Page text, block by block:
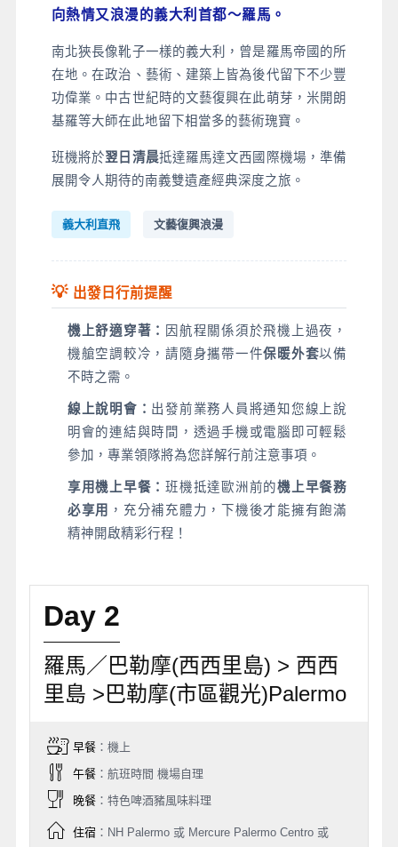
向熱情又浪漫的義大利首都～羅馬。
南北狹長像靴子一樣的義大利，曾是羅馬帝國的所
在地。在政治、藝術、建築上皆為後代留下不少豐
功偉業。中古世紀時的文藝復興在此萌芽，米開朗
基羅等大師在此地留下相當多的藝術瑰寶。
班機將於翌日清晨抵達羅馬達文西國際機場，準備
展開令人期待的南義雙遺產經典深度之旅。
義大利直飛 文藝復興浪漫
💡 出發日行前提醒
機上舒適穿著：
因航程關係須於飛機上過夜，
機艙空調較冷，請隨身攜帶一件保暖外套以備
不時之需。
線上說明會： 出發前業務人員將通知您線上說
明會的連結與時間，透過手機或電腦即可輕鬆
參加，專業領隊將為您詳解行前注意事項。
享用機上早餐：班機抵達歐洲前的機上早餐務
必享用
，充分補充體力，下機後才能擁有飽滿
精神開啟精彩行程！
Day 2
羅馬／巴勒摩(西西里島) > 西西
里島 >巴勒摩(市區觀光)Palermo
早餐：機上
午餐：航班時間 機場自理
晚餐：特色啤酒豬風味料理
住宿：NH Palermo 或 Mercure Palermo Centro 或